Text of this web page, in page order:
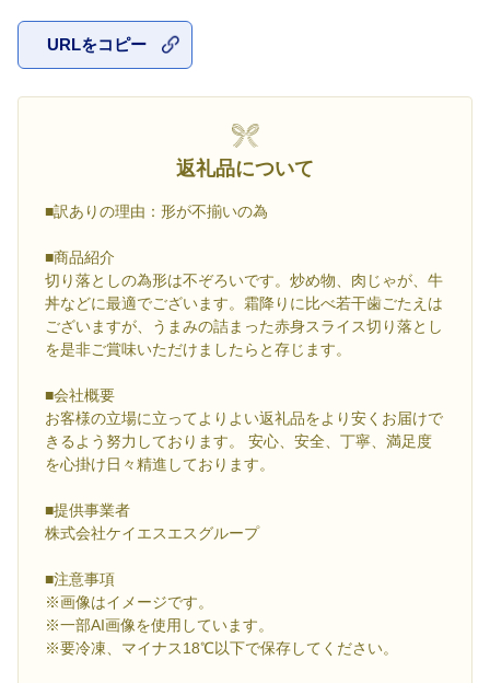
URLをコピー
返礼品について
■訳ありの理由：形が不揃いの為
■商品紹介
切り落としの為形は不ぞろいです。炒め物、肉じゃが、牛
丼などに最適でございます。霜降りに比べ若干歯ごたえは
ございますが、うまみの詰まった赤身スライス切り落とし
を是非ご賞味いただけましたらと存じます。
■会社概要
お客様の立場に立ってよりよい返礼品をより安くお届けで
きるよう努力しております。 安心、安全、丁寧、満足度
を心掛け日々精進しております。
■提供事業者
株式会社ケイエスエスグループ
■注意事項
※画像はイメージです。
※一部AI画像を使用しています。
※要冷凍、マイナス18℃以下で保存してください。